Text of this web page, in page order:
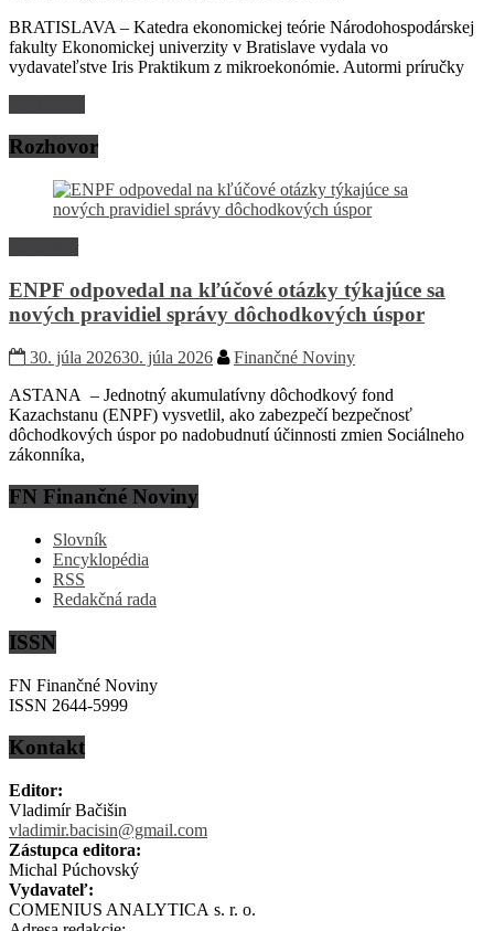
BRATISLAVA – Katedra ekonomickej teórie Národohospodárskej
fakulty Ekonomickej univerzity v Bratislave vydala vo
vydavateľstve Iris Praktikum z mikroekonómie. Autormi príručky
Rozhovor
ENPF odpovedal na kľúčové otázky týkajúce sa
nových pravidiel správy dôchodkových úspor
30. júla 202630. júla 2026
Finančné Noviny
ASTANA – Jednotný akumulatívny dôchodkový fond
Kazachstanu (ENPF) vysvetlil, ako zabezpečí bezpečnosť
dôchodkových úspor po nadobudnutí účinnosti zmien Sociálneho
zákonníka,
FN Finančné Noviny
Slovník
Encyklopédia
RSS
Redakčná rada
ISSN
FN Finančné Noviny
ISSN 2644-5999
Kontakt
Editor:
Vladimír Bačišin
vladimir.bacisin@gmail.com
Zástupca editora:
Michal Púchovský
Vydavateľ:
COMENIUS ANALYTICA s. r. o.